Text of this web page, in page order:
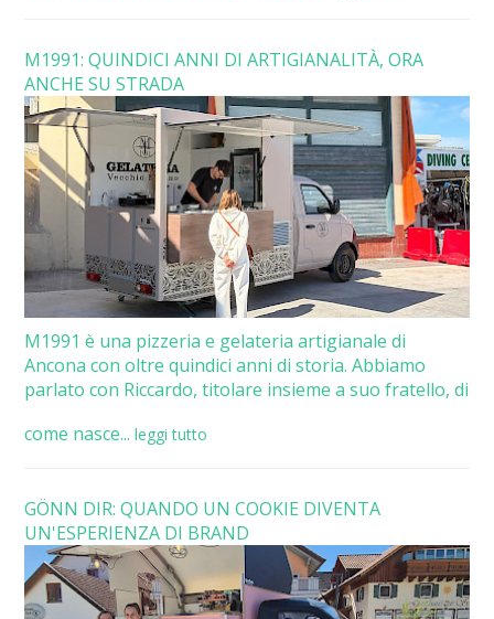
M1991: QUINDICI ANNI DI ARTIGIANALITÀ, ORA
ANCHE SU STRADA
M1991 è una pizzeria e gelateria artigianale di
Ancona con oltre quindici anni di storia. Abbiamo
parlato con Riccardo, titolare insieme a suo fratello, di
come nasce... leggi tutto
GÖNN DIR: QUANDO UN COOKIE DIVENTA
UN'ESPERIENZA DI BRAND